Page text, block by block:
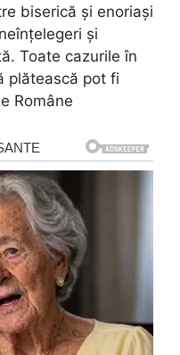
biserică și enoriași
și
Toate cazurile în
plătească pot fi
Române